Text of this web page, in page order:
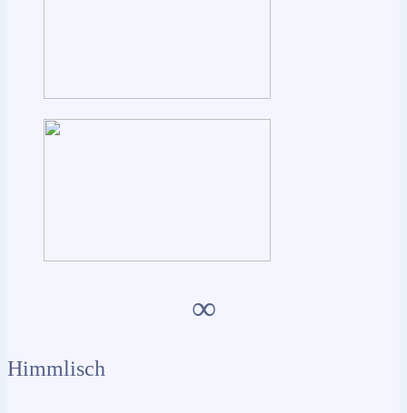
∞
Himmlisch